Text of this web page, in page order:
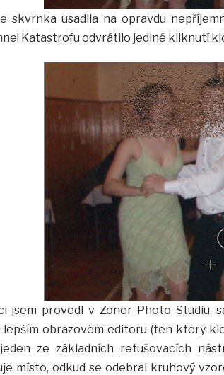
skvrnka usadila na opravdu
Katastrofu odvrátilo jediné kliknutí
jsem provedl v Zoner Photo Studiu,
lepším obrazovém editoru (ten který
ze základních retušovacích
místo, odkud se odebral kruhový